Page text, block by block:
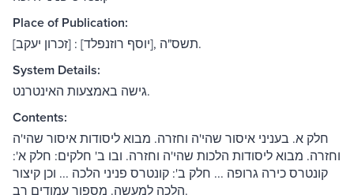
Place of Publication:
[זכרון יעקב] : [יוסף רוזנפלד], תשס"ה.
System Details:
גישה באמצעות האינטרנט.
Contents:
חלק א. בעניני איסור שהי'ה וחזרה. מבוא ליסודות איסור שהי'ה
וחזרה. מבוא ליסודות הלכות שהי'ה וחזרה. ובו ב' חלקים: חלק א':
קונטרס כירה גרופה ... חלק ב': קונטרס פניני הלכה ... וכן קיצור
הלכה למעשה. מספור עמודים רב.